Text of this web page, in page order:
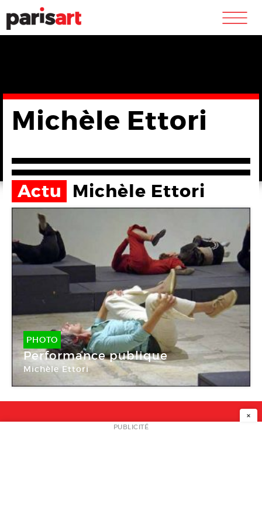
m
Michèle Ettori
Actu Michèle Ettori
PHOTO
Performance publique
Michèle Ettori
NEWSLETTER
×
PUBLICITÉ